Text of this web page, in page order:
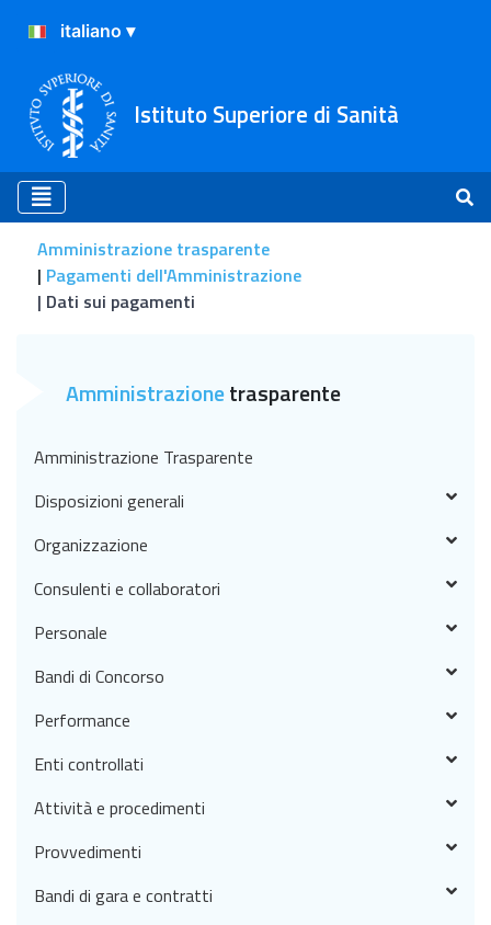
Istituto Superiore di Sanità
Amministrazione trasparente
Pagamenti dell'Amministrazione
Dati sui pagamenti
Amministrazionetrasparente
Amministrazione Trasparente
Disposizioni generali
Organizzazione
Consulenti e collaboratori
Personale
Bandi di Concorso
Performance
Enti controllati
Attività e procedimenti
Provvedimenti
Bandi di gara e contratti